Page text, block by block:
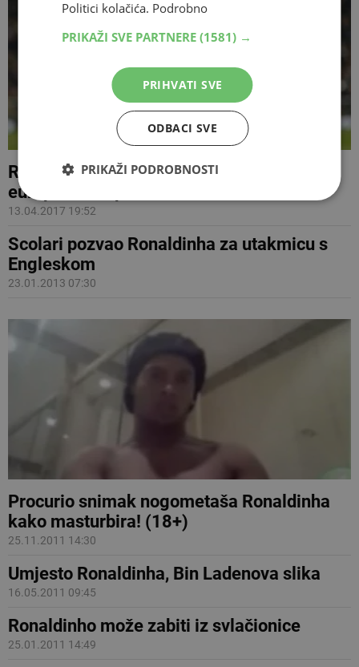
Ronaldo prvi igrač sa 100 golova u
europskim kupovima
13.04.2017 19:52
Scolari pozvao Ronaldinha za utakmicu s
Engleskom
23.01.2013 07:30
Procurio snimak nogometaša Ronaldinha
kako masturbira! (18+)
25.11.2011 14:30
Umjesto Ronaldinha, Bin Ladenova slika
16.05.2011 09:45
Ronaldinho može zabiti iz svlačionice
25.01.2011 14:49
Politici kolačića. Podrobno
PRIKAŽI SVE PARTNERE (1581) →
PRIHVATI SVE
ODBACI SVE
PRIKAŽI PODROBNOSTI